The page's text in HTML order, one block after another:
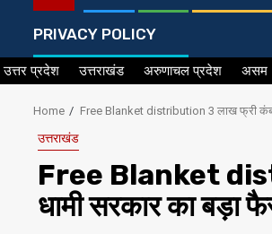
PRIVACY POLICY
उत्तर प्रदेश उत्तराखंड अरुणाचल प्रदेश असम
Home Free Blanket distribution 3 लाख फ्री
उत्तराखंड
Free Blanket
धामी सरकार का बड़ा